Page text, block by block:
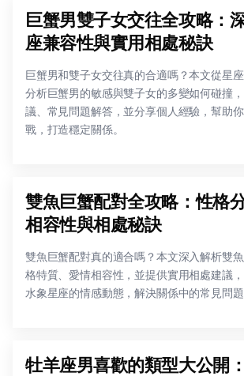
巨蟹男雙子女交往全攻略：
座兼容性與實用相處秘訣
巨蟹男和雙子女交往真的合適嗎？本文從星
分析巨蟹男的敏感與雙子女的多變如何碰撞
議、常見問題解答，並分享個人經驗，幫助
戰，打造穩定關係。
雙魚巨蟹配對全攻略：性格
相容性與相處秘訣
雙魚巨蟹配對真的適合嗎？本文深入解析雙
格特質、愛情相容性，並提供實用相處建議
水象星座的情感動態，解決關係中的常見問題
牡羊座男喜歡的類型大公開